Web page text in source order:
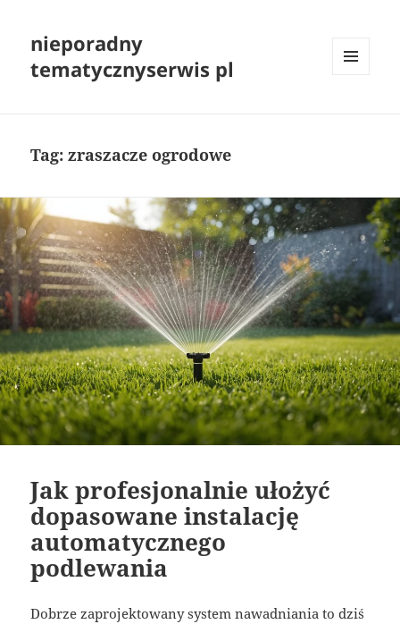
nieporadny
tematycznyserwis pl
Tag:zraszacze ogrodowe
Jak profesjonalnie ułożyć
dopasowane instalację
automatycznego
podlewania
Dobrze zaprojektowany system nawadniania to dziś